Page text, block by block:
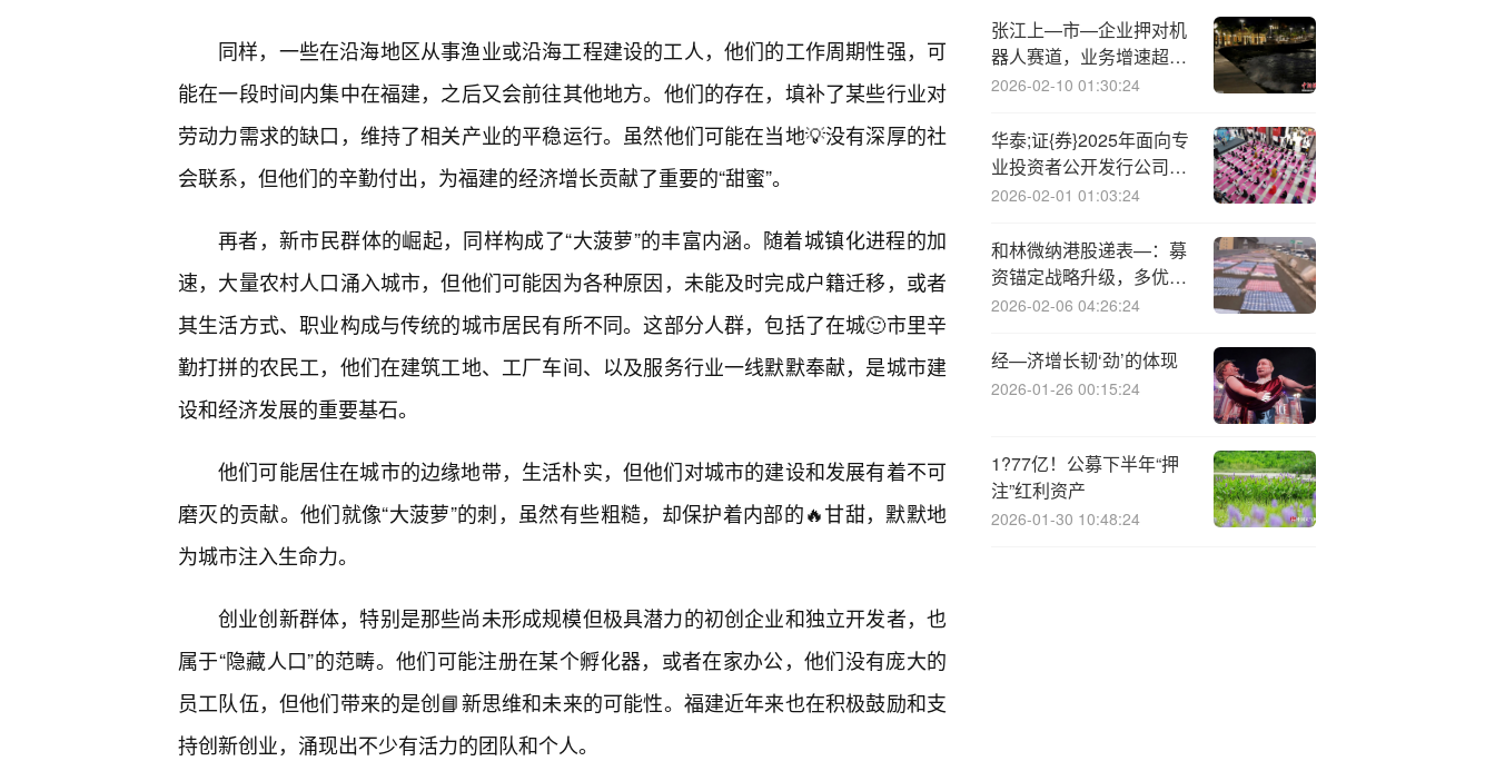
同样，一些在沿海地区从事渔业或沿海工程建设的工人，他们的工作周期性强，可
能在一段时间内集中在福建，之后又会前往其他地方。他们的存在，填补了某些行业对
劳动力需求的缺口，维持了相关产业的平稳运行。虽然他们可能在当地💡没有深厚的社
会联系，但他们的辛勤付出，为福建的经济增长贡献了重要的“甜蜜”。
再者，新市民群体的崛起，同样构成了“大菠萝”的丰富内涵。随着城镇化进程的加
速，大量农村人口涌入城市，但他们可能因为各种原因，未能及时完成户籍迁移，或者
其生活方式、职业构成与传统的城市居民有所不同。这部分人群，包括了在城🙂市里辛
勤打拼的农民工，他们在建筑工地、工厂车间、以及服务行业一线默默奉献，是城市建
设和经济发展的重要基石。
他们可能居住在城市的边缘地带，生活朴实，但他们对城市的建设和发展有着不可
磨灭的贡献。他们就像“大菠萝”的刺，虽然有些粗糙，却保护着内部的🔥甘甜，默默地
为城市注入生命力。
创业创新群体，特别是那些尚未形成规模但极具潜力的初创企业和独立开发者，也
属于“隐藏人口”的范畴。他们可能注册在某个孵化器，或者在家办公，他们没有庞大的
员工队伍，但他们带来的是创📘新思维和未来的可能性。福建近年来也在积极鼓励和支
持创新创业，涌现出不少有活力的团队和个人。
张江上—市—企业押对机
器人赛道，业务增速超
65%！
2026-02-10 01:30:24
华泰;证{券}2025年面向专
业投资者公开发行公司债
券(第二期)(品种一)
2026-02-01 01:03:24
和林微纳港股递表—：募
资锚定战略升级，多优势
抢占千亿微纳市场
2026-02-06 04:26:24
经—济增长韧‘劲’的体现
2026-01-26 00:15:24
1?77亿！公募下半年“押
注”红利资产
2026-01-30 10:48:24